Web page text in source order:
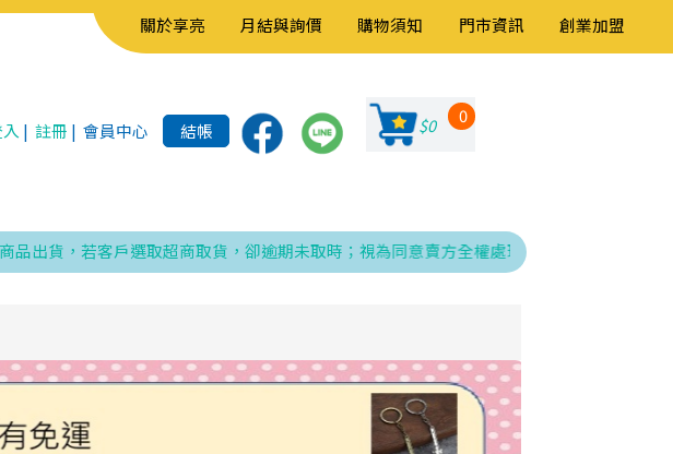
關於享亮 月結與詢價 購物須知 門市資訊 創業加盟
| 註冊 | 會員中心 結帳 $0 0
若客戶選取超商取貨，卻逾期未取時；視為同意賣方全權處理發票、折讓與銷貨退回之相關